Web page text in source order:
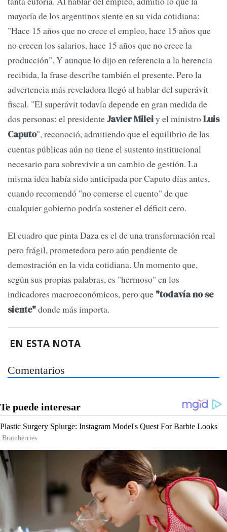
mayoría de los argentinos siente en su vida cotidiana:
"Hace 15 años que no crece el empleo, hace 15 años que
no crecen los salarios, hace 15 años que no crece la
producción". Y aunque lo dijo en referencia a la herencia
recibida, la frase describe también el presente. Pero la
advertencia más reveladora llegó al hablar del superávit
fiscal. "El superávit todavía depende en gran medida de
dos personas: el presidenteJavier Mileiy el ministroLuis
Caputo", reconoció, admitiendo que el equilibrio de las
cuentas públicas aún no tiene el sustento institucional
necesario para sobrevivir a un cambio de gestión. La
misma idea había sido anticipada por Caputo días antes,
cuando recomendó "no comerse el cuento" de que
cualquier gobierno podría sostener el déficit cero.
El cuadro que pinta Daza es el de una transformación real
pero frágil, prometedora pero aún pendiente de
demostración en la vida cotidiana. Un momento que,
según sus propias palabras, es "hermoso" en los
indicadores macroeconómicos, pero que "todavía no se
siente"donde más importa.
EN ESTA NOTA
Comentarios